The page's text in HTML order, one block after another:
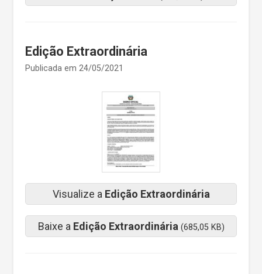
Edição Extraordinária
Publicada em 24/05/2021
Visualize a Edição Extraordinária
Baixe a Edição Extraordinária (685,05 KB)